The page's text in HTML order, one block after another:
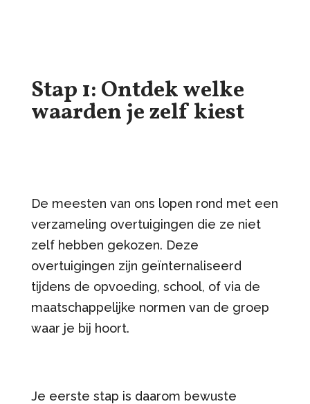
Stap 1: Ontdek welke
waarden je zelf kiest
De meesten van ons lopen rond met een
verzameling overtuigingen die ze niet
zelf hebben gekozen. Deze
overtuigingen zijn geïnternaliseerd
tijdens de opvoeding, school, of via de
maatschappelijke normen van de groep
waar je bij hoort.
Je eerste stap is daarom bewuste